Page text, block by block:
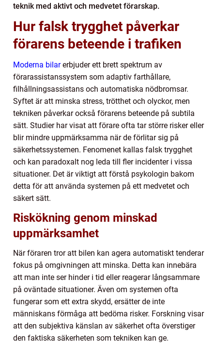
teknik med aktivt och medvetet förarskap.
Hur falsk trygghet påverkar
förarens beteende i trafiken
Moderna bilarerbjuder ett brett spektrum av
förarassistanssystem som adaptiv farthållare,
filhållningsassistans och automatiska nödbromsar.
Syftet är att minska stress, trötthet och olyckor, men
tekniken påverkar också förarens beteende på subtila
sätt. Studier har visat att förare ofta tar större risker eller
blir mindre uppmärksamma när de förlitar sig på
säkerhetssystemen. Fenomenet kallas falsk trygghet
och kan paradoxalt nog leda till fler incidenter i vissa
situationer. Det är viktigt att förstå psykologin bakom
detta för att använda systemen på ett medvetet och
säkert sätt.
Riskökning genom minskad
uppmärksamhet
När föraren tror att bilen kan agera automatiskt tenderar
fokus på omgivningen att minska. Detta kan innebära
att man inte ser hinder i tid eller reagerar långsammare
på oväntade situationer. Även om systemen ofta
fungerar som ett extra skydd, ersätter de inte
människans förmåga att bedöma risker. Forskning visar
att den subjektiva känslan av säkerhet ofta överstiger
den faktiska säkerheten som tekniken kan ge.